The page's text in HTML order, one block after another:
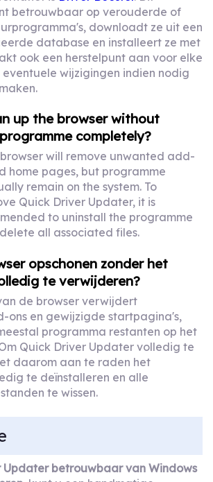
betrouwbaar op verouderde of
downloadt ze uit een
database en installeert ze met
ook een herstelpunt aan voor elke
wijzigingen indien nodig
up the browser without
completely?
will remove unwanted add-
home pages, but programme
remain on the system. To
Quick Driver Updater, it is
to uninstall the programme
all associated files.
opschonen zonder het
te verwijderen?
de browser verwijdert
ons en gewijzigde startpagina's,
programma restanten op het
Quick Driver Updater volledig te
daarom aan te raden het
te deïnstalleren en alle
te wissen.
Updater betrouwbaar van Windows